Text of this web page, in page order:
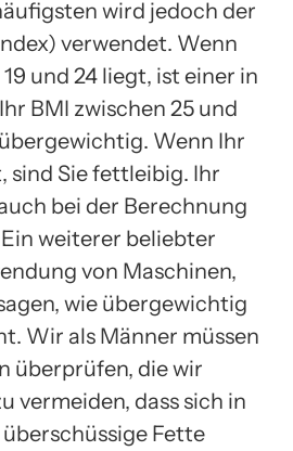
wird jedoch der
verwendet. Wenn
und 24 liegt, ist einer in
BMI zwischen 25 und
Wenn Ihr
sind Sie fettleibig. Ihr
bei der Berechnung
weiterer beliebter
von Maschinen,
wie übergewichtig
Wir als Männer müssen
überprüfen, die wir
vermeiden, dass sich in
Fette